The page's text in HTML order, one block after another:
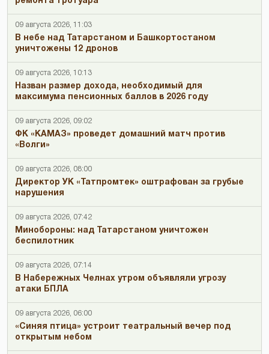
09 августа 2026, 11:03
В небе над Татарстаном и Башкортостаном
уничтожены 12 дронов
09 августа 2026, 10:13
Назван размер дохода, необходимый для
максимума пенсионных баллов в 2026 году
09 августа 2026, 09:02
ФК «КАМАЗ» проведет домашний матч против
«Волги»
09 августа 2026, 08:00
Директор УК «Татпромтек» оштрафован за грубые
нарушения
09 августа 2026, 07:42
Минобороны: над Татарстаном уничтожен
беспилотник
09 августа 2026, 07:14
В Набережных Челнах утром объявляли угрозу
атаки БПЛА
09 августа 2026, 06:00
«Синяя птица» устроит театральный вечер под
открытым небом